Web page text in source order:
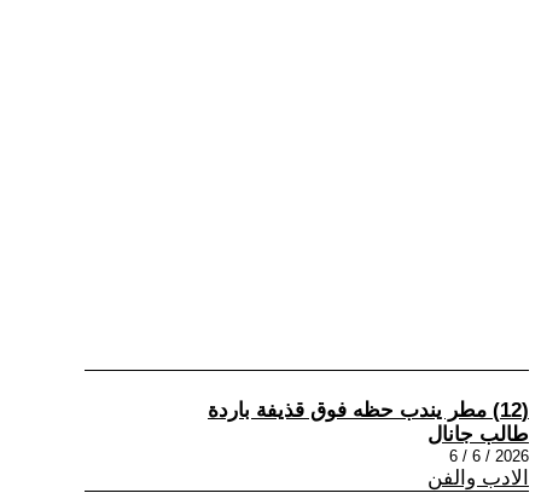
(12) مطر يندب حظه فوق قذيفة باردة
طالب جانال
2026 / 6 / 6
الادب والفن